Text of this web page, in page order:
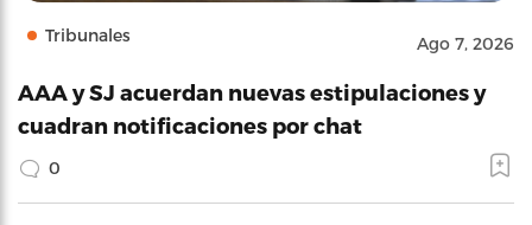
Tribunales Ago 7, 2026
AAA y SJ acuerdan nuevas estipulaciones y
cuadran notificaciones por chat
0